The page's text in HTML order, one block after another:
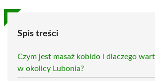
Spis treści
Czym jest masaż kobido i dlaczego
w okolicy Lubonia?